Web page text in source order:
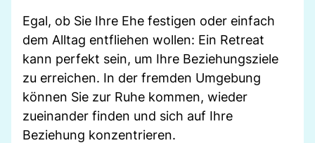
Egal, ob Sie Ihre Ehe festigen oder einfach
dem Alltag entfliehen wollen: Ein Retreat
kann perfekt sein, um Ihre Beziehungsziele
zu erreichen. In der fremden Umgebung
können Sie zur Ruhe kommen, wieder
zueinander finden und sich auf Ihre
Beziehung konzentrieren.